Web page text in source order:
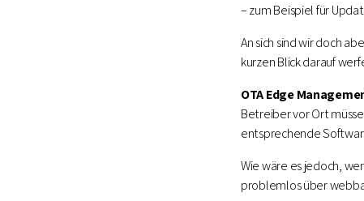
– zum Beispiel für
An sich sind wir doch
kurzen Blick darauf
OTA Edge
Betreiber vor Ort
entsprechende
Wie wäre es jedoch,
problemlos über